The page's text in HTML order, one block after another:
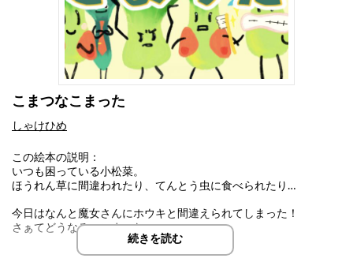
こまつなこまった
しゃけひめ
この絵本の説明：
いつも困っている小松菜。
ほうれん草に間違われたり、てんとう虫に食べられたり…
今日はなんと魔女さんにホウキと間違えられてしまった！
さぁてどうなる、こまつな
続きを読む